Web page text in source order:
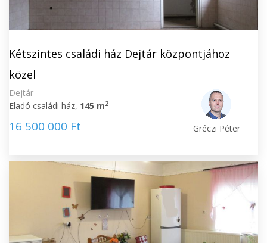
Kétszintes családi ház Dejtár központjához
közel
Dejtár
Eladó családi ház, 145 m2
16 500 000 Ft Gréczi Péter